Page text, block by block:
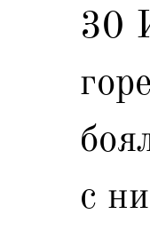
30
с